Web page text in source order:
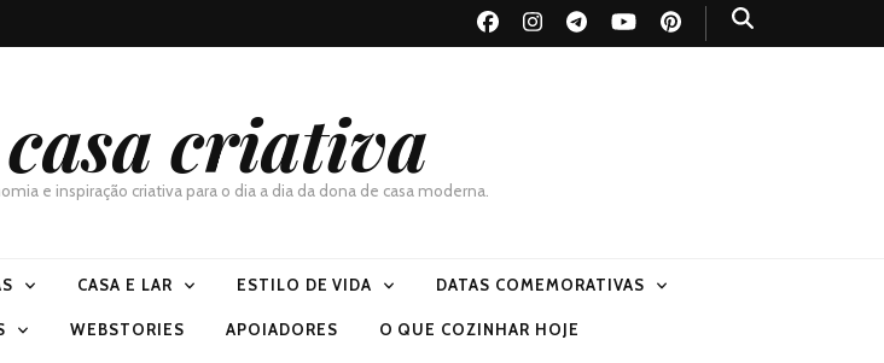
criativa
e inspiração criativa para o dia a dia da dona de casa moderna.
CASA E LAR ESTILO DE VIDA DATAS COMEMORATIVAS
WEBSTORIES APOIADORES O QUE COZINHAR HOJE